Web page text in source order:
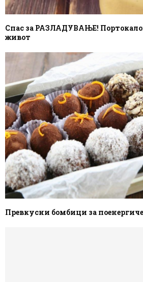
Спас за РАЗЛАДУВАЊЕ!
живот
Превкусни бомбици за